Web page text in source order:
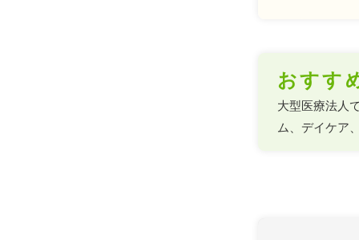
おすす
大型医療法人
ム、デイケア